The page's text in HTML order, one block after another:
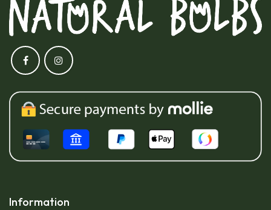
Information